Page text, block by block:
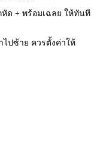
ด + พร้อมเฉลย ให้ทันที
ไปซ้าย ควรตั้งค่าให้